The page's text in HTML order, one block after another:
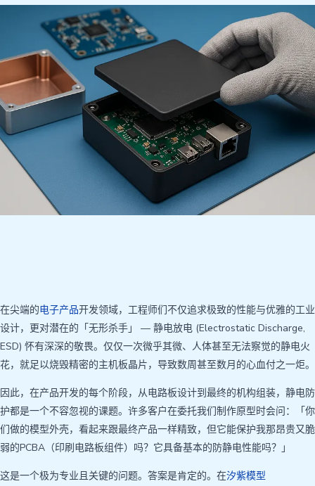
在尖端的电子产品开发领域，工程师们不仅追求极致的性能与优雅的工业
设计，更对潜在的「无形杀手」 — 静电放电 (Electrostatic Discharge,
ESD) 怀有深深的敬畏。仅仅一次微乎其微、人体甚至无法察觉的静电火
花，就足以烧毁精密的主机板晶片，导致数周甚至数月的心血付之一炬。
因此，在产品开发的每个阶段，从电路板设计到最终的机构组装，静电防
护都是一个不容忽视的课题。许多客户在委托我们制作原型时会问：「你
们做的模型外壳，看起来跟最终产品一样精致，但它能保护我那昂贵又脆
弱的PCBA（印刷电路板组件）吗？它具备基本的防静电性能吗？」
这是一个极为专业且关键的问题。答案是肯定的。在汐紫模型